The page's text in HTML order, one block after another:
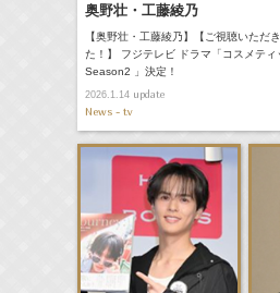
奥野壮・工藤綾乃
【奥野壮・工藤綾乃】【ご視聴いただ
た！】 フジテレビ ドラマ「コスメティ
Season2 」決定！
2026.1.14update
News - tv